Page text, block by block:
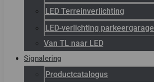
LED Terreinverlichting
LED-verlichting parkeergarage
Van TL naar LED
Signalering
Productcatalogus